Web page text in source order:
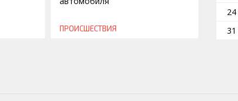
ПРОИСШЕСТВИЯ
24
31